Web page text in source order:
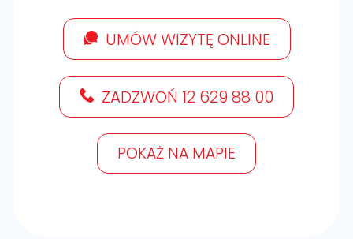
UMÓW WIZYTĘ ONLINE
ZADZWOŃ 12 629 88 00
POKAŻ NA MAPIE